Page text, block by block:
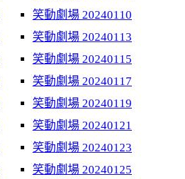
笑動劇場 20240110
笑動劇場 20240113
笑動劇場 20240115
笑動劇場 20240117
笑動劇場 20240119
笑動劇場 20240121
笑動劇場 20240123
笑動劇場 20240125